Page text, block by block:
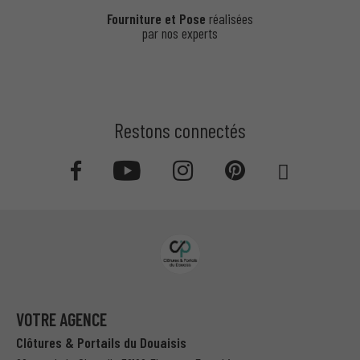
préservant vos cultures.
Explorez toutes nos solutions dans notre
Portails du Douaisis ?
Expertise et savoir-faire
Fourniture et Pose réalisées
par nos experts
Restons connectés
VOTRE AGENCE
Clôtures & Portails du Douaisis